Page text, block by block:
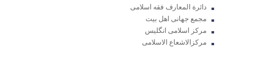
دائرة المعارف فقه اسلامی
مجمع جهانی اهل بیت
مرکز اسلامی انگلیس
مرکزالاشعاع الاسلامی